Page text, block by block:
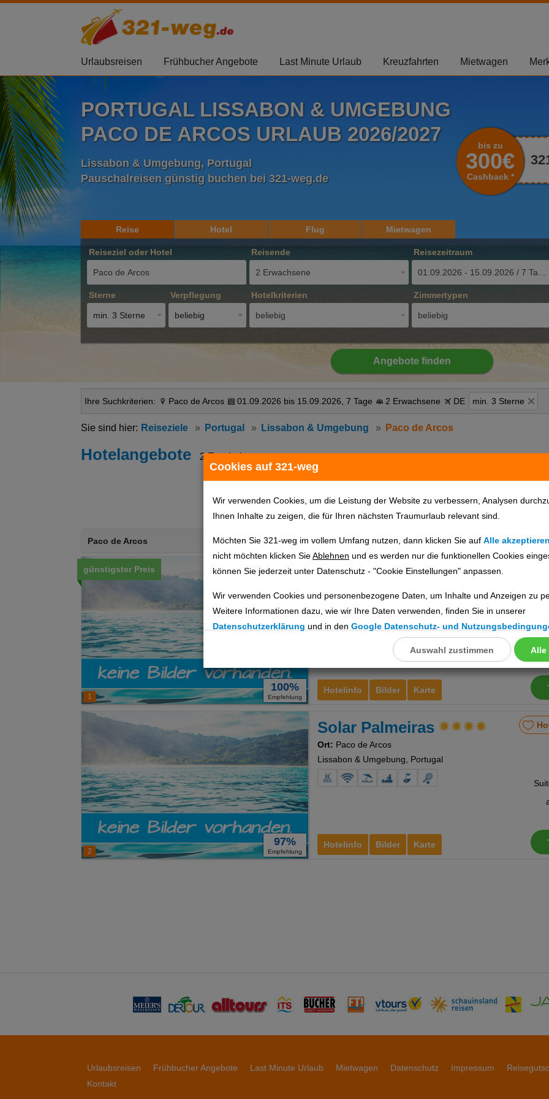
Cookies auf 321-weg
Wir verwenden Cookies, um die Leistung der Website zu verbessern, Analysen
Ihnen Inhalte zu zeigen, die für Ihren nächsten Traumurlaub relevant sind.
Möchten Sie 321-weg im vollem Umfang nutzen, dann klicken Sie auf Alle akzeptieren
nicht möchten klicken SieAblehnen und es werden nur die funktionellen Cookies
können Sie jederzeit unter Datenschutz - "Cookie Einstellungen" anpassen.
Wir verwenden Cookies und personenbezogene Daten, um Inhalte und Anzeigen zu
Weitere Informationen dazu, wie wir Ihre Daten verwenden, finden Sie in unserer
Datenschutzerklärung und in den Google Datenschutz- und
Technische Cookies
Analyse
Social Media Cookies
Advertising
Erweiterte Einstellungen
Alle
Auswahl zustimmen
Urlaubsreisen Frühbucher Angebote Last Minute Urlaub Kreuzfahrten Mietwagen
PORTUGAL LISSABON & UMGEBUNG
PACO DE ARCOS URLAUB 2026/2027
Lissabon & Umgebung, Portugal
Pauschalreisen günstig buchen bei 321-weg.de
bis zu
300€
Cashback *
Reise Hotel Flug Mietwagen
Reiseziel oder Hotel Reisende
2 Erwachsene
Reisezeitraum
01.09.2026 - 15.09.2026 / 7 Tage
Sterne
min. 3 Sterne
Verpflegung
beliebig
Hotelkriterien
beliebig
Zimmertypen
beliebig
Angebote finden
Ihre Suchkriterien: Paco de Arcos 01.09.2026 bis 15.09.2026, 7 Tage 2 Erwachsene DE min. 3 Sterne
Reiseziele Portugal Lissabon & Umgebung Paco de Arcos
Hotelangebote 2 Ergebnisse
Hotels auf Karte anzeigen
Paco de Arcos günstigster Preis Hotelname Hotelort Sterne
1
günstigster Preis
100%
Empfehlung
Hotelinfo Bilder Karte
Real Oeiras
Ort:
Paco de Arcos
2
97%
Empfehlung
Hotelinfo Bilder Karte
Solar Palmeiras
Ort: Paco de Arcos
Lissabon & Umgebung, Portugal
Urlaubsreisen Frühbucher Angebote Last Minute Urlaub Mietwagen Datenschutz Impressum
Kontakt